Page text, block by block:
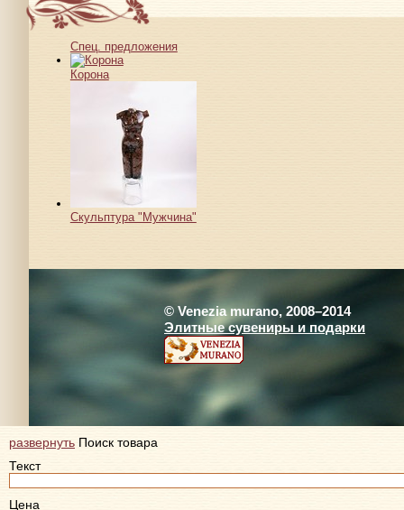
Спец. предложения
Корона
Скульптура "Мужчина"
© Venezia murano, 2008–2014
Элитные сувениры и подарки
развернуть Поиск товара
Текст
Цена